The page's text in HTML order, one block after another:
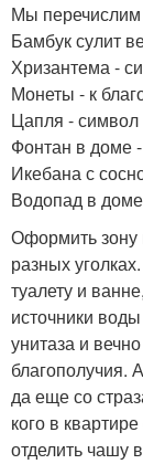
Мы
Бамбук сулит
Хризантема -
Монеты - к
Цапля - символ
Фонтан в доме
Икебана с
Водопад в доме
Оформить зону
разных
туалету и
источники
унитаза и
благополучия.
да еще со
кого в
отделить чашу